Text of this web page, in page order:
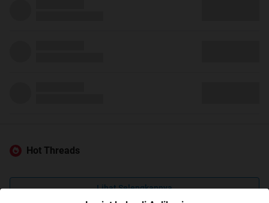
Hot Threads
Lihat Selengkapnya